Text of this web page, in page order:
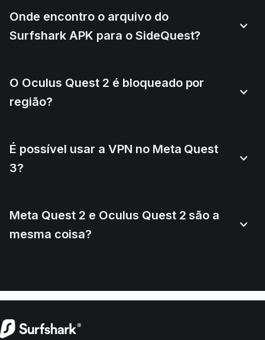
Onde encontro o arquivo do
Surfshark APK para o SideQuest?
O Oculus Quest 2 é bloqueado por
região?
É possível usar a VPN no Meta Quest
3?
Meta Quest 2 e Oculus Quest 2 são a
mesma coisa?